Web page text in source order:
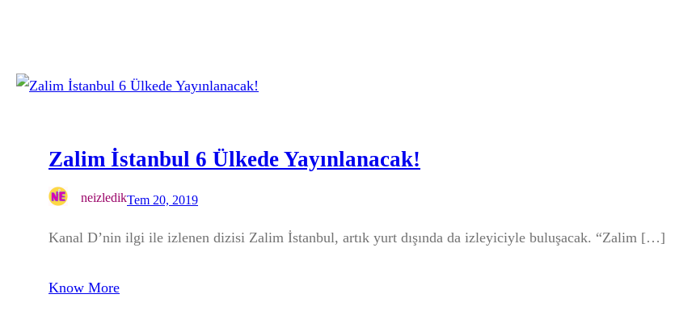
Zalim İstanbul 6 Ülkede Yayınlanacak!
neizledikTem 20, 2019
Kanal D’nin ilgi ile izlenen dizisi Zalim İstanbul, artık yurt dışında da izleyiciyle buluşacak. “Zalim […]
Know More